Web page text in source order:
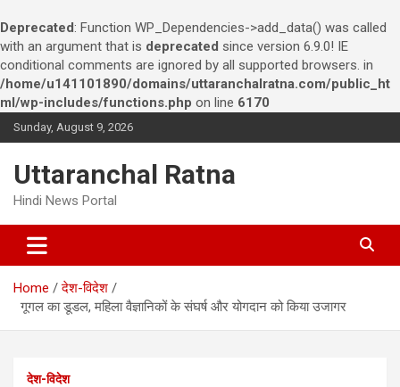
Deprecated: Function WP_Dependencies->add_data() was called
with an argument that is deprecated since version 6.9.0! IE
conditional comments are ignored by all supported browsers. in
/home/u141101890/domains/uttaranchalratna.com/public_ht
ml/wp-includes/functions.php on line 6170
k
n
n
Sunday, August 9, 2026
Uttaranchal Ratna
Hindi News Portal
Home
देश-विदेश
गूगल का डूडल, महिला वैज्ञानिकों के संघर्ष और योगदान को किया उजागर
देश-विदेश